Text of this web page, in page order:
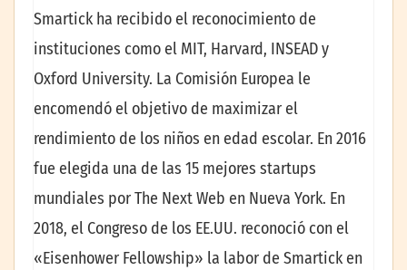
Smartick ha recibido el reconocimiento de
instituciones como el MIT, Harvard, INSEAD y
Oxford University. La Comisión Europea le
encomendó el objetivo de maximizar el
rendimiento de los niños en edad escolar. En 2016
fue elegida una de las 15 mejores startups
mundiales por The Next Web en Nueva York. En
2018, el Congreso de los EE.UU. reconoció con el
«Eisenhower Fellowship» la labor de Smartick en